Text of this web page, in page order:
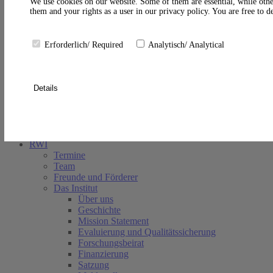
Suche schließen
RWI
Termine
Team
Freunde und Förderer
Das Institut
Über uns
Geschichte
Mission Statement
Evaluierung und Qualitätssicherung
Forschungsbeirat
Finanzierung
Satzung
them and your rights as a user in our privacy policy. You are free to
Erforderlich/ Required Analytisch/ Analytical
Details